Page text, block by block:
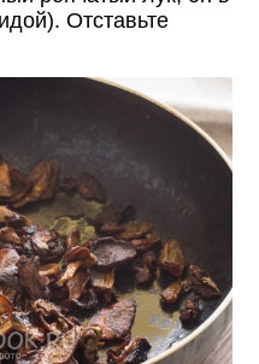
Отставьте